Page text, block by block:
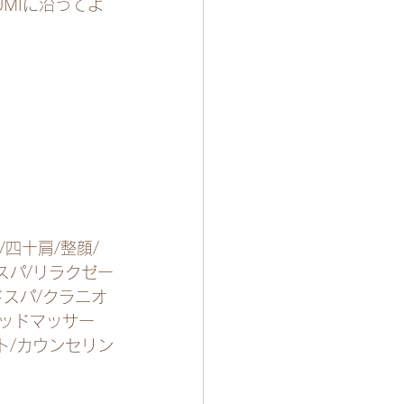
に沿ってよ
十肩/整顔/
パ/リラクゼー
パ/クラニオ
ドマッサー
/カウンセリン